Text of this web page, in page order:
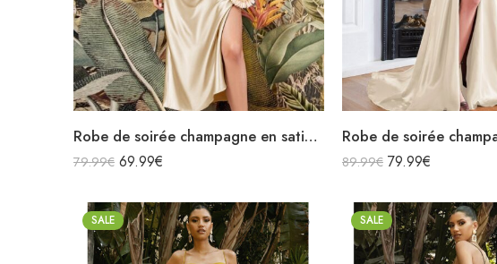
Robe de soirée champagne en satin col bénitier mi longue fendue à bretelles sans manches
79.99€ 69.99€ 89.99€ 79.99€
SALE SALE